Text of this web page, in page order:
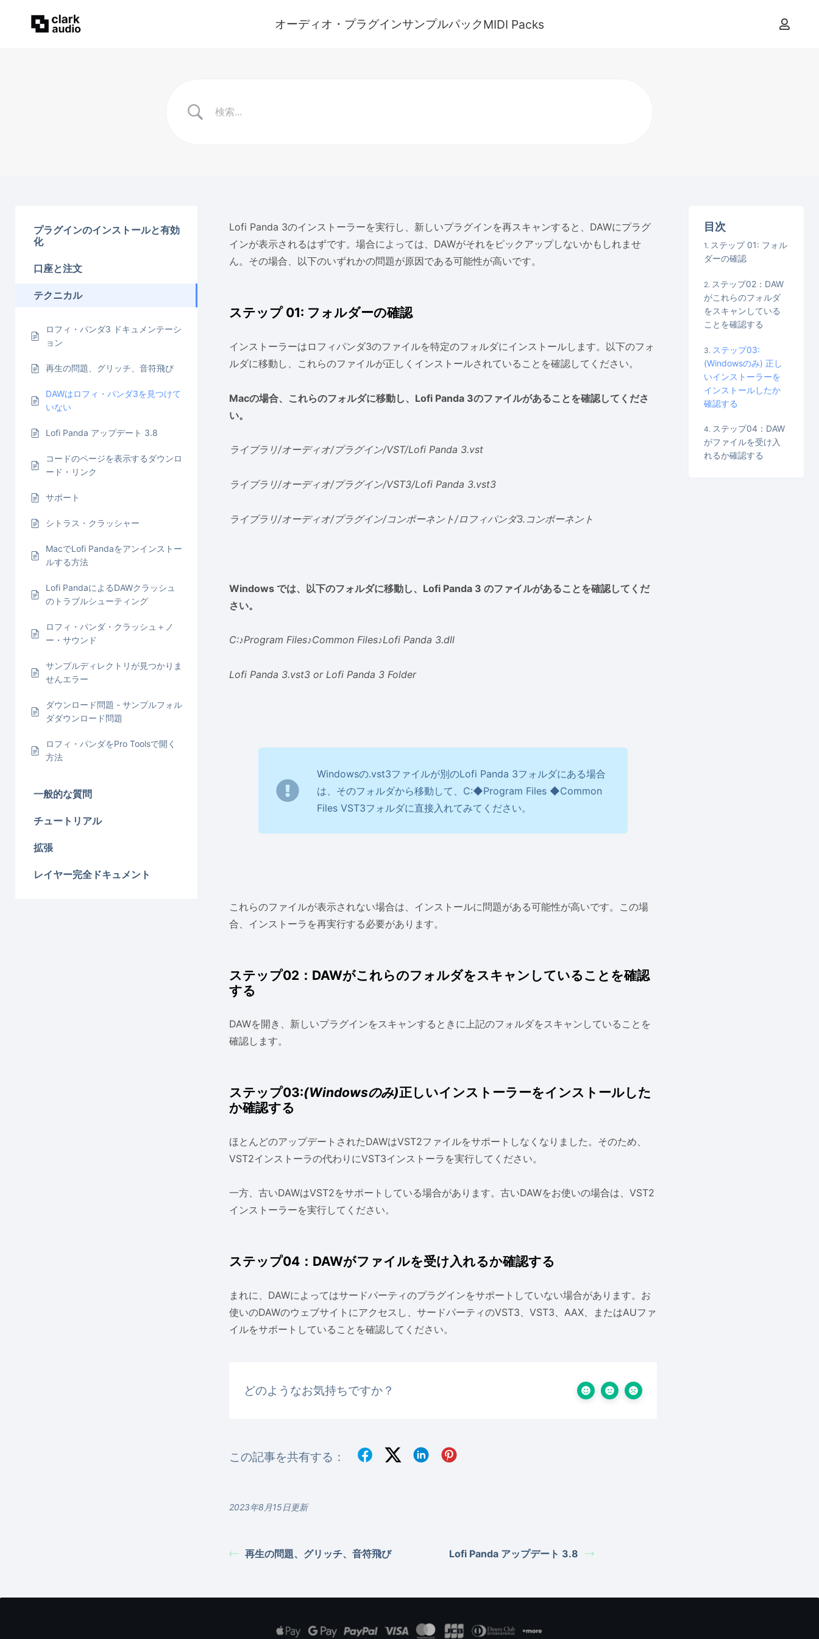
オーディオ・プラグインサンプルパックMIDI Packs
プラグインのインストールと有効
化
口座と注文
テクニカル
ロフィ・パンダ3 ドキュメンテーシ
ョン
再生の問題、グリッチ、音符飛び
DAWはロフィ・パンダ3を見つけて
いない
Lofi Panda アップデート 3.8
コードのページを表示するダウンロ
ード・リンク
サポート
シトラス・クラッシャー
MacでLofi Pandaをアンインストー
ルする方法
Lofi PandaによるDAWクラッシュ
のトラブルシューティング
ロフィ・パンダ・クラッシュ＋ノ
ー・サウンド
サンプルディレクトリが見つかりま
せんエラー
ダウンロード問題 - サンプルフォル
ダダウンロード問題
ロフィ・パンダをPro Toolsで開く
方法
一般的な質問
チュートリアル
拡張
レイヤー完全ドキュメント
Lofi Panda 3のインストーラーを実行し、新しいプラグインを再スキャンすると、DAWにプラグ
インが表示されるはずです。場合によっては、DAWがそれをピックアップしないかもしれませ
ん。その場合、以下のいずれかの問題が原因である可能性が高いです。
ステップ 01: フォルダーの確認
インストーラーはロフィパンダ3のファイルを特定のフォルダにインストールします。以下のフォ
ルダに移動し、これらのファイルが正しくインストールされていることを確認してください。
Macの場合、これらのフォルダに移動し、Lofi Panda 3のファイルがあることを確認してくださ
い。
ライブラリ/オーディオ/プラグイン/VST/Lofi Panda 3.vst
ライブラリ/オーディオ/プラグイン/VST3/Lofi Panda 3.vst3
ライブラリ/オーディオ/プラグイン/コンポーネント/ロフィパンダ3.コンポーネント
Windows では、以下のフォルダに移動し、Lofi Panda 3 のファイルがあることを確認してくだ
さい。
C:♪Program Files♪Common Files♪Lofi Panda 3.dll
Lofi Panda 3.vst3 or Lofi Panda 3 Folder
Windowsの.vst3ファイルが別のLofi Panda 3フォルダにある場合
は、そのフォルダから移動して、C:◆Program Files ◆Common
Files VST3フォルダに直接入れてみてください。
これらのファイルが表示されない場合は、インストールに問題がある可能性が高いです。この場
合、インストーラを再実行する必要があります。
ステップ02：DAWがこれらのフォルダをスキャンしていることを確認
する
DAWを開き、新しいプラグインをスキャンするときに上記のフォルダをスキャンしていることを
確認します。
ステップ03:(Windowsのみ)正しいインストーラーをインストールした
か確認する
ほとんどのアップデートされたDAWはVST2ファイルをサポートしなくなりました。そのため、
VST2インストーラの代わりにVST3インストーラを実行してください。
一方、古いDAWはVST2をサポートしている場合があります。古いDAWをお使いの場合は、VST2
インストーラーを実行してください。
ステップ04：DAWがファイルを受け入れるか確認する
まれに、DAWによってはサードパーティのプラグインをサポートしていない場合があります。お
使いのDAWのウェブサイトにアクセスし、サードパーティのVST3、VST3、AAX、またはAUファ
イルをサポートしていることを確認してください。
どのようなお気持ちですか？
この記事を共有する：
2023年8月15日更新
再生の問題、グリッチ、音符飛び Lofi Panda アップデート 3.8
目次
ステップ 01: フォル
ダーの確認
ステップ02：DAW
がこれらのフォルダ
をスキャンしている
ことを確認する
ステップ03:
(Windowsのみ) 正し
いインストーラーを
インストールしたか
確認する
ステップ04：DAW
がファイルを受け入
れるか確認する